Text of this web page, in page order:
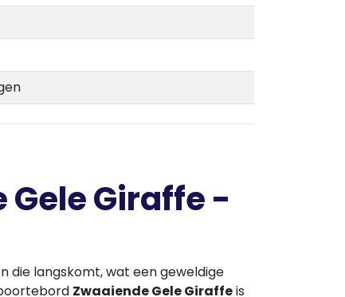
Giraffe -
die langskomt, wat een geweldige
Zwaaiende Gele Giraffeis